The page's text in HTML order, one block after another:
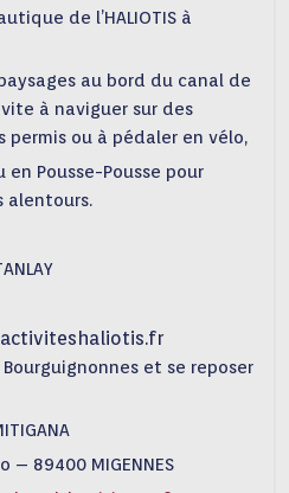
de l’HALIOTIS à
au bord du canal de
à naviguer sur des
ou à pédaler en vélo,
Pousse-Pousse pour
alentours.
et se reposer
– 89400 MIGENNES